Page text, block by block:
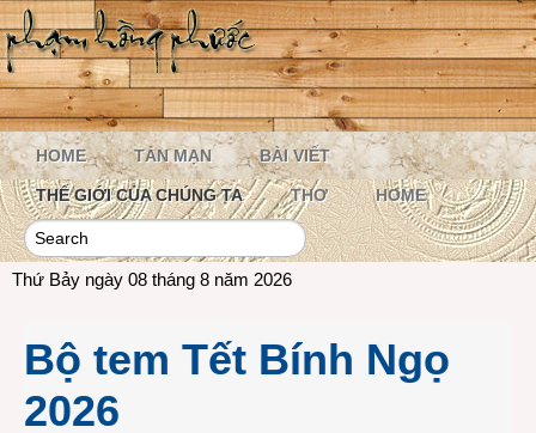
HOME TẢN MẠN BÀI VIẾT
THẾ GIỚI CỦA CHÚNG TA THƠ HOME
Thứ Bảy ngày 08 tháng 8 năm 2026
Bộ tem Tết Bính Ngọ
2026